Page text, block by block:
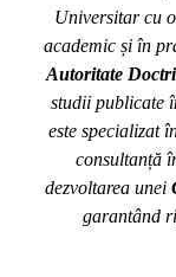
Universitar cu o
academic și în
Autoritate
studii publicate
este specializat
consultanță
dezvoltarea unei
garantând